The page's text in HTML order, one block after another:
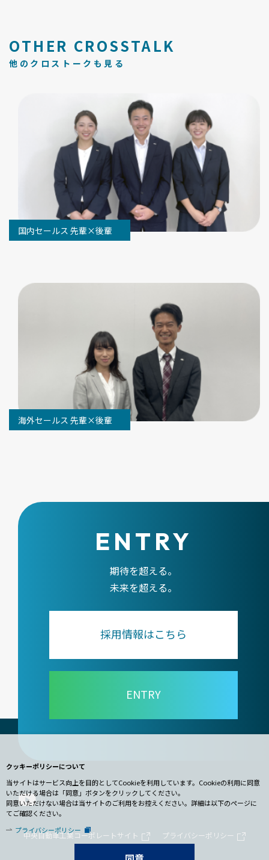
OTHER CROSSTALK
他のクロストークも見る
国内セールス 先輩×後輩
海外セールス 先輩×後輩
クッキーポリシーについて
当サイトはサービス向上を目的としてCookieを利用しています。Cookieの利用に同意
いただける場合は「同意」ボタンをクリックしてください。
同意いただけない場合は当サイトのご利用をお控えください。詳細は以下のページに
てご確認ください。
プライバシーポリシー
ENTRY
期待を超える。
未来を超える。
採用情報はこちら
ENTRY
中央自動車工業コーポレートサイト プライバシーポリシー